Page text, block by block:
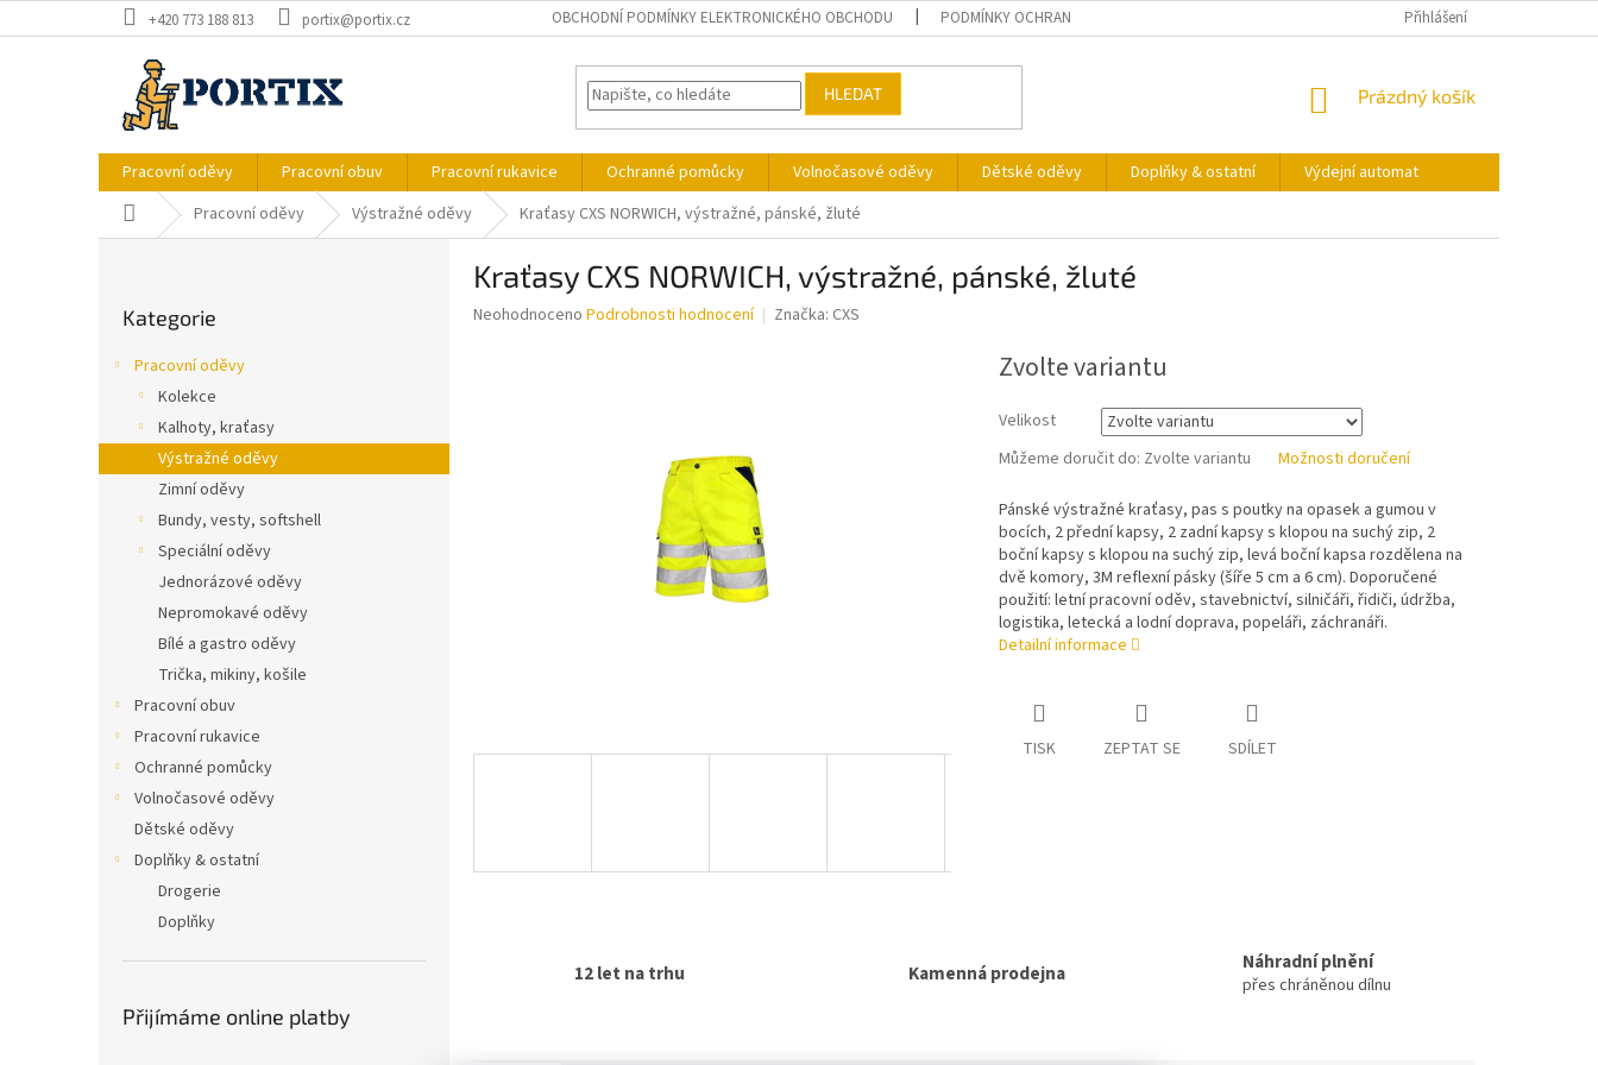
na
+420 773 188 813 portix@portix.cz OBCHODNÍ PODMÍNKY ELEKTRONICKÉHO OBCHODU PODMÍNKY OCHRANY OSOBNÍCH ÚDAJŮ VÝDEJNÍ AUTOMAT
Přihlášení
HLEDAT
NÁKUPNÍ
Prázdný košík
Pracovní oděvy Pracovní obuv Pracovní rukavice Ochranné pomůcky Volnočasové oděvy Dětské oděvy Doplňky & ostatní
Výdejní automat
Domů Pracovní oděvy Výstražné oděvy Kraťasy CXS NORWICH, výstražné, pánské, žluté
kategorie
Kategorie
Pracovní oděvy
Kolekce
Kalhoty, kraťasy
Výstražné oděvy
Zimní oděvy
Bundy, vesty, softshell
Speciální oděvy
Jednorázové oděvy
Nepromokavé oděvy
Bílé a gastro oděvy
Trička, mikiny, košile
Pracovní obuv
Pracovní rukavice
Ochranné pomůcky
Volnočasové oděvy
Dětské oděvy
Doplňky & ostatní
Drogerie
Doplňky
Přijímáme online platby
Kraťasy CXS NORWICH, výstražné, pánské, žluté
Průměrné
Neohodnoceno Podrobnosti hodnocení Značka: CXS
Zvolte variantu
Velikost
Můžeme doručit do: Zvolte variantu Možnosti doručení
Pánské výstražné kraťasy, pas s poutky na opasek a gumou v
bocích, 2 přední kapsy, 2 zadní kapsy s klopou na suchý zip, 2
boční kapsy s klopou na suchý zip, levá boční kapsa rozdělena na
dvě komory, 3M reflexní pásky (šíře 5 cm a 6 cm). Doporučené
použití: letní pracovní oděv, stavebnictví, silničáři, řidiči, údržba,
logistika, letecká a lodní doprava, popeláři, záchranáři.
Detailní informace
TISK ZEPTAT SE SDÍLET
12 let na trhu Kamenná prodejna Náhradní plnění
přes chráněnou dílnu